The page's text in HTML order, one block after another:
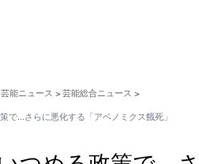
芸能ニュース > 芸能総合ニュース >
で…さらに悪化する「アベノミクス餓死」